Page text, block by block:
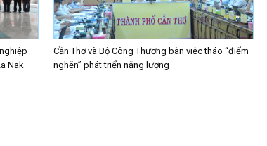
–
Nak
Cần Thơ và Bộ Công Thương bàn việc tháo “điểm
nghẽn” phát triển năng lượng